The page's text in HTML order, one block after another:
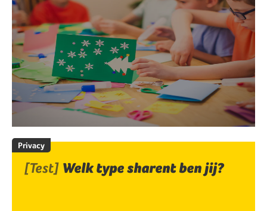
Privacy
[Test] Welk type sharent ben jij?